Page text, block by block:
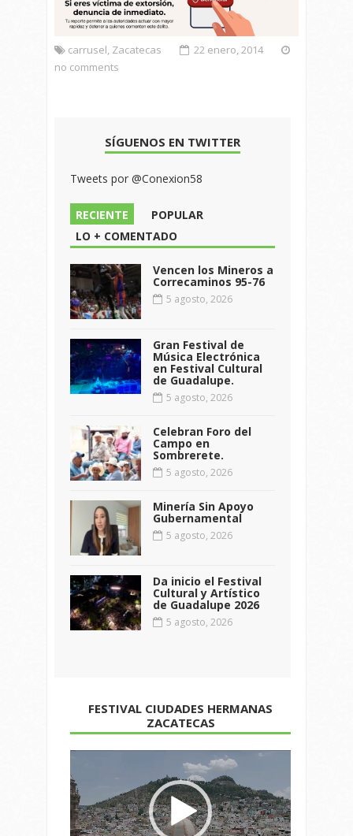
carrusel Zacatecas
22 enero, 2014
no comments
SÍGUENOS EN TWITTER
Tweets por @Conexion58
RECIENTE
POPULAR
LO + COMENTADO
Vencen los Mineros a
Correcaminos 95-76
5 agosto, 2026
Gran Festival de
Música Electrónica
en Festival Cultural
de Guadalupe.
5 agosto, 2026
Celebran Foro del
Campo en
Sombrerete.
5 agosto, 2026
Minería Sin Apoyo
Gubernamental
5 agosto, 2026
Da inicio el Festival
Cultural y Artístico
de Guadalupe 2026
5 agosto, 2026
FESTIVAL CIUDADES HERMANAS
ZACATECAS
de
vídeo